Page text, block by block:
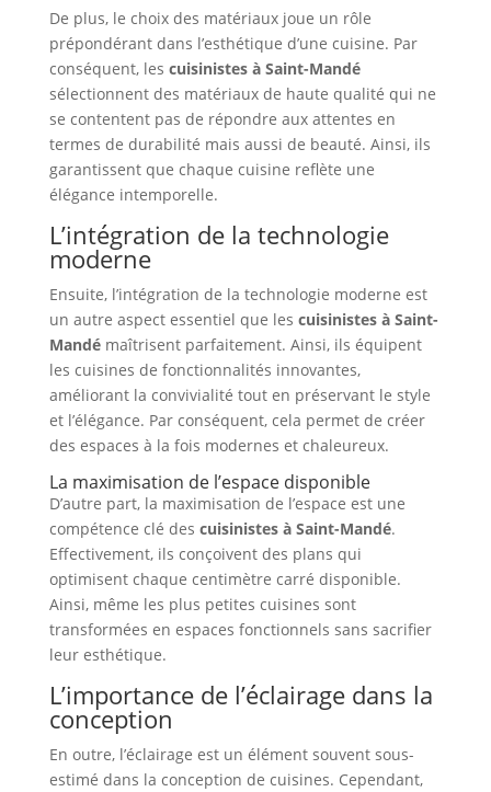
De plus, le choix des matériaux joue un rôle
prépondérant dans l’esthétique d’une cuisine. Par
conséquent, les cuisinistes à Saint-Mandé
sélectionnent des matériaux de haute qualité qui ne
se contentent pas de répondre aux attentes en
termes de durabilité mais aussi de beauté. Ainsi, ils
garantissent que chaque cuisine reflète une
élégance intemporelle.
L’intégration de la technologie
moderne
Ensuite, l’intégration de la technologie moderne est
un autre aspect essentiel que les cuisinistes à Saint-
Mandémaîtrisent parfaitement. Ainsi, ils équipent
les cuisines de fonctionnalités innovantes,
améliorant la convivialité tout en préservant le style
et l’élégance. Par conséquent, cela permet de créer
des espaces à la fois modernes et chaleureux.
La maximisation de l’espace disponible
D’autre part, la maximisation de l’espace est une
compétence clé des cuisinistes à Saint-Mandé.
Effectivement, ils conçoivent des plans qui
optimisent chaque centimètre carré disponible.
Ainsi, même les plus petites cuisines sont
transformées en espaces fonctionnels sans sacrifier
leur esthétique.
L’importance de l’éclairage dans la
conception
En outre, l’éclairage est un élément souvent sous-
estimé dans la conception de cuisines. Cependant,